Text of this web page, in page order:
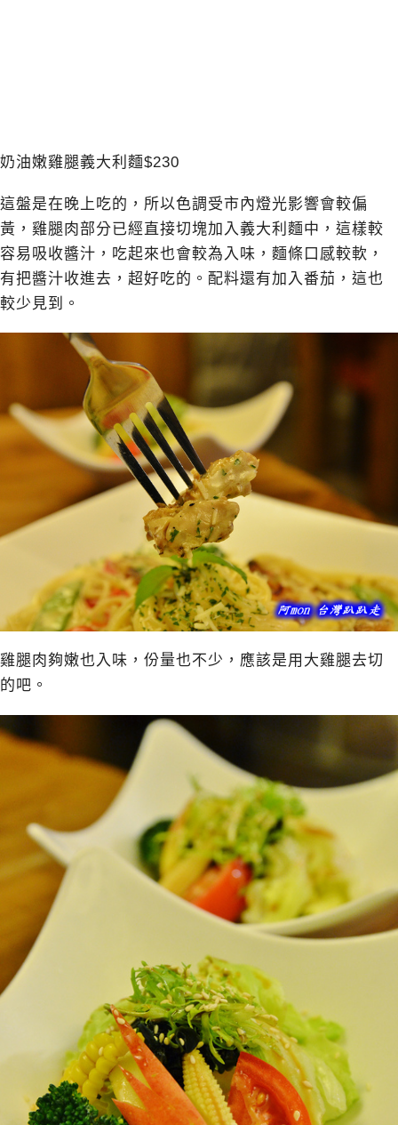
奶油嫩雞腿義大利麵$230
這盤是在晚上吃的，所以色調受市內燈光影響會較偏
黃，雞腿肉部分已經直接切塊加入義大利麵中，這樣較
容易吸收醬汁，吃起來也會較為入味，麵條口感較軟，
有把醬汁收進去，超好吃的。配料還有加入番茄，這也
較少見到。
雞腿肉夠嫩也入味，份量也不少，應該是用大雞腿去切
的吧。